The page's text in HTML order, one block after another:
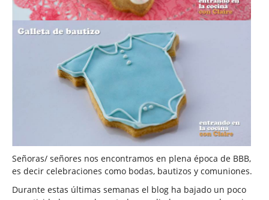
Señoras/ señores nos encontramos en plena época de BBB,
es decir celebraciones como bodas, bautizos y comuniones.
Durante estas últimas semanas el blog ha bajado un poco